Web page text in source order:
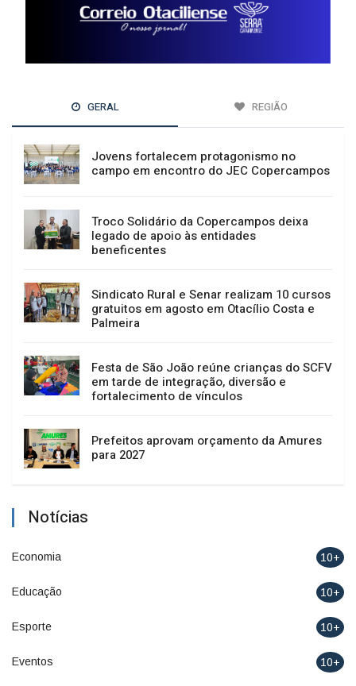
GERAL REGIÃO
Jovens fortalecem protagonismo no
campo em encontro do JEC Copercampos
Troco Solidário da Copercampos deixa
legado de apoio às entidades
beneficentes
Sindicato Rural e Senar realizam 10 cursos
gratuitos em agosto em Otacílio Costa e
Palmeira
Festa de São João reúne crianças do SCFV
em tarde de integração, diversão e
fortalecimento de vínculos
Prefeitos aprovam orçamento da Amures
para 2027
Notícias
Economia 10+
Educação 10+
Esporte 10+
Eventos 10+